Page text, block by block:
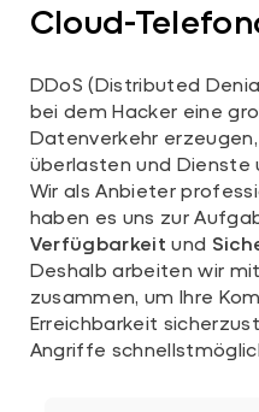
Cloud-
DDoS (Distributed
bei dem Hacker eine
Datenverkehr
überlasten und Dienste
Wir als Anbieter
haben es uns zur
Verfügbarkeit und
Deshalb arbeiten wir
zusammen, um Ihre
Erreichbarkeit
Angriffe